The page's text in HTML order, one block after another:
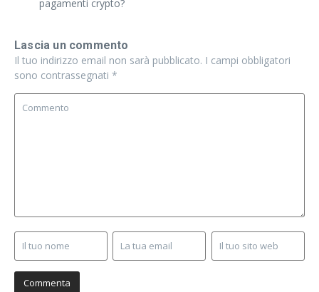
pagamenti crypto?
Lascia un commento
Il tuo indirizzo email non sarà pubblicato. I campi obbligatori
sono contrassegnati *